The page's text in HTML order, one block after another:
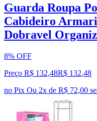
Guarda Roupa
Cabideiro
Dobravel
8% OFF
Preço R$ 132,48R$ 132,48
no Pix Ou 2x de R$ 72,00